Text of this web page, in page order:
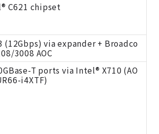
C621 chipset
(12Gbps) via expander + Broadco
3008 AOC
T ports via Intel® X710 (AO
i4XTF)